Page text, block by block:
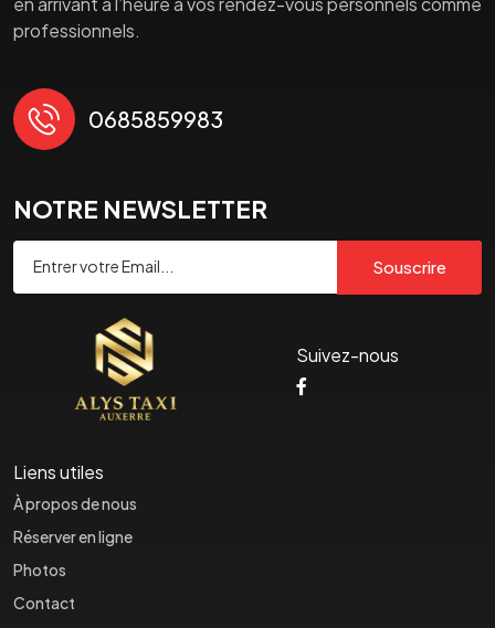
professionnels.
0685859983
NOTRE NEWSLETTER
Souscrire
Suivez-nous
Liens utiles
À propos de nous
Réserver en ligne
Photos
Contact